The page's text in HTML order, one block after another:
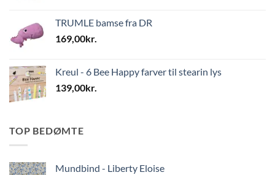
TRUMLE bamse fra DR
169,00kr.
Kreul - 6 Bee Happy farver til stearin lys
139,00kr.
TOP BEDØMTE
Mundbind - Liberty Eloise